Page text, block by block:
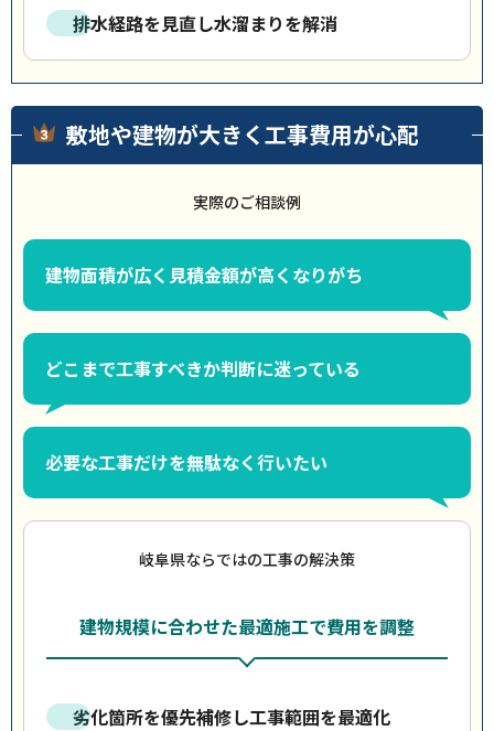
排水経路を見直し水溜まりを解消
敷地や建物が大きく工事費用が心配
実際のご相談例
建物面積が広く見積金額が高くなりがち
どこまで工事すべきか判断に迷っている
必要な工事だけを無駄なく行いたい
岐阜県ならではの工事の解決策
建物規模に合わせた最適施工で費用を調整
劣化箇所を優先補修し工事範囲を最適化